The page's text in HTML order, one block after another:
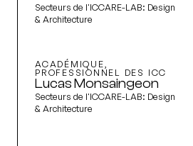
Secteurs de l'ICCARE-LAB: Design
& Architecture
ACADÉMIQUE,
PROFESSIONNEL DES ICC
Lucas Monsaingeon
Secteurs de l'ICCARE-LAB: Design
& Architecture